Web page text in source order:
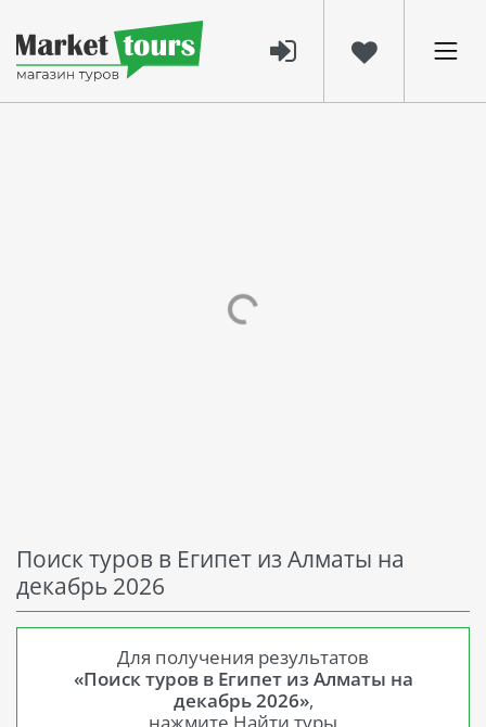
Поиск туров в Египет из Алматы на
декабрь 2026
Для получения результатов
«Поиск туров в Египет из Алматы на
декабрь 2026»,